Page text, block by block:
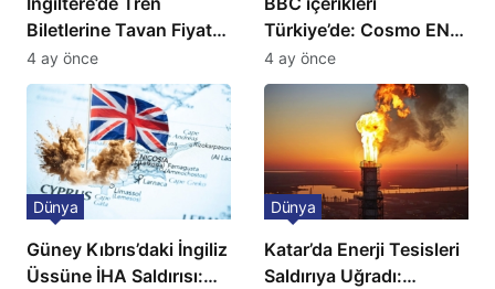
Biletlerine Tavan Fiyat:
Ulaşımda Yeni
Düzenleme
4 ay önce
Türkiye’de: Cosmo EN
ve BBC Player yayında
4 ay önce
Güney Kıbrıs’daki İngiliz
Üssüne İHA Saldırısı:
Dünya
Katar’da Enerji Tesisleri
Saldırıya Uğradı:
Dünya